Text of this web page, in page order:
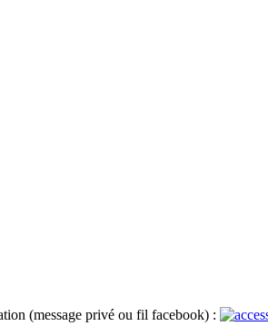
(message privé ou fil facebook) :